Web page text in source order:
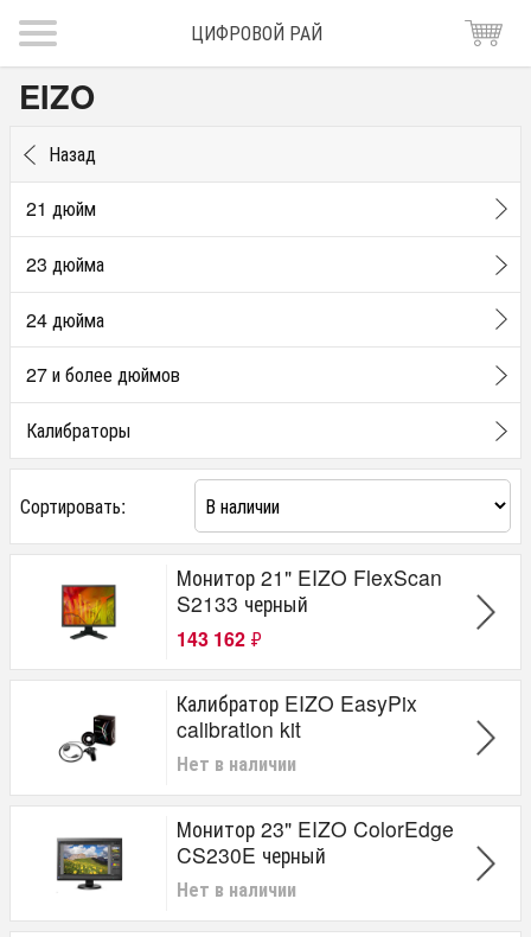
ЦИФРОВОЙ РАЙ
EIZO
Назад
21 дюйм
23 дюйма
24 дюйма
27 и более дюймов
Калибраторы
Сортировать:
Монитор 21" EIZO FlexScan
S2133 черный
143 162 ₽
Калибратор EIZO EasyPix
calibration kit
Нет в наличии
Монитор 23" EIZO ColorEdge
CS230E черный
Нет в наличии